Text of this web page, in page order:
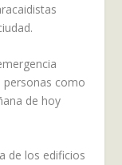
como
de hoy
de los edificios